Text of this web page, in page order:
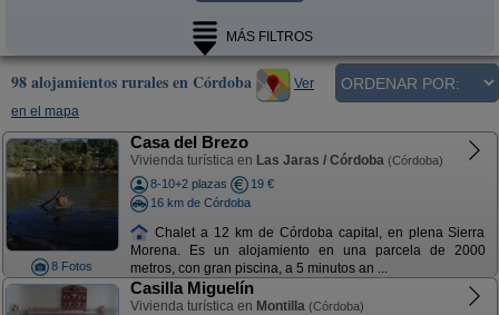
MÁS FILTROS
98 alojamientos rurales en Córdoba
Ver
en el mapa
8 Fotos
Casa del Brezo
Vivienda turística en Las Jaras / Córdoba (Córdoba)
8-10+2 plazas
19 €
16 km de Córdoba
Chalet a 12 km de Córdoba capital, en plena Sierra
Morena. Es un alojamiento en una parcela de 2000
metros, con gran piscina, a 5 minutos an ...
Casilla Miguelín
Vivienda turística en Montilla (Córdoba)